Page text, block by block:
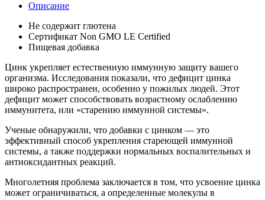
Описание
Не содержит глютена
Сертификат Non GMO LE Certified
Пищевая добавка
Цинк укрепляет естественную иммунную защиту вашего
организма. Исследования показали, что дефицит цинка
широко распространен, особенно у пожилых людей. Этот
дефицит может способствовать возрастному ослаблению
иммунитета, или «старению иммунной системы».
Ученые обнаружили, что добавки с цинком — это
эффективный способ укрепления стареющей иммунной
системы, а также поддержки нормальных воспалительных и
антиоксидантных реакций.
Многолетняя проблема заключается в том, что усвоение цинка
может ограничиваться, а определенные молекулы в